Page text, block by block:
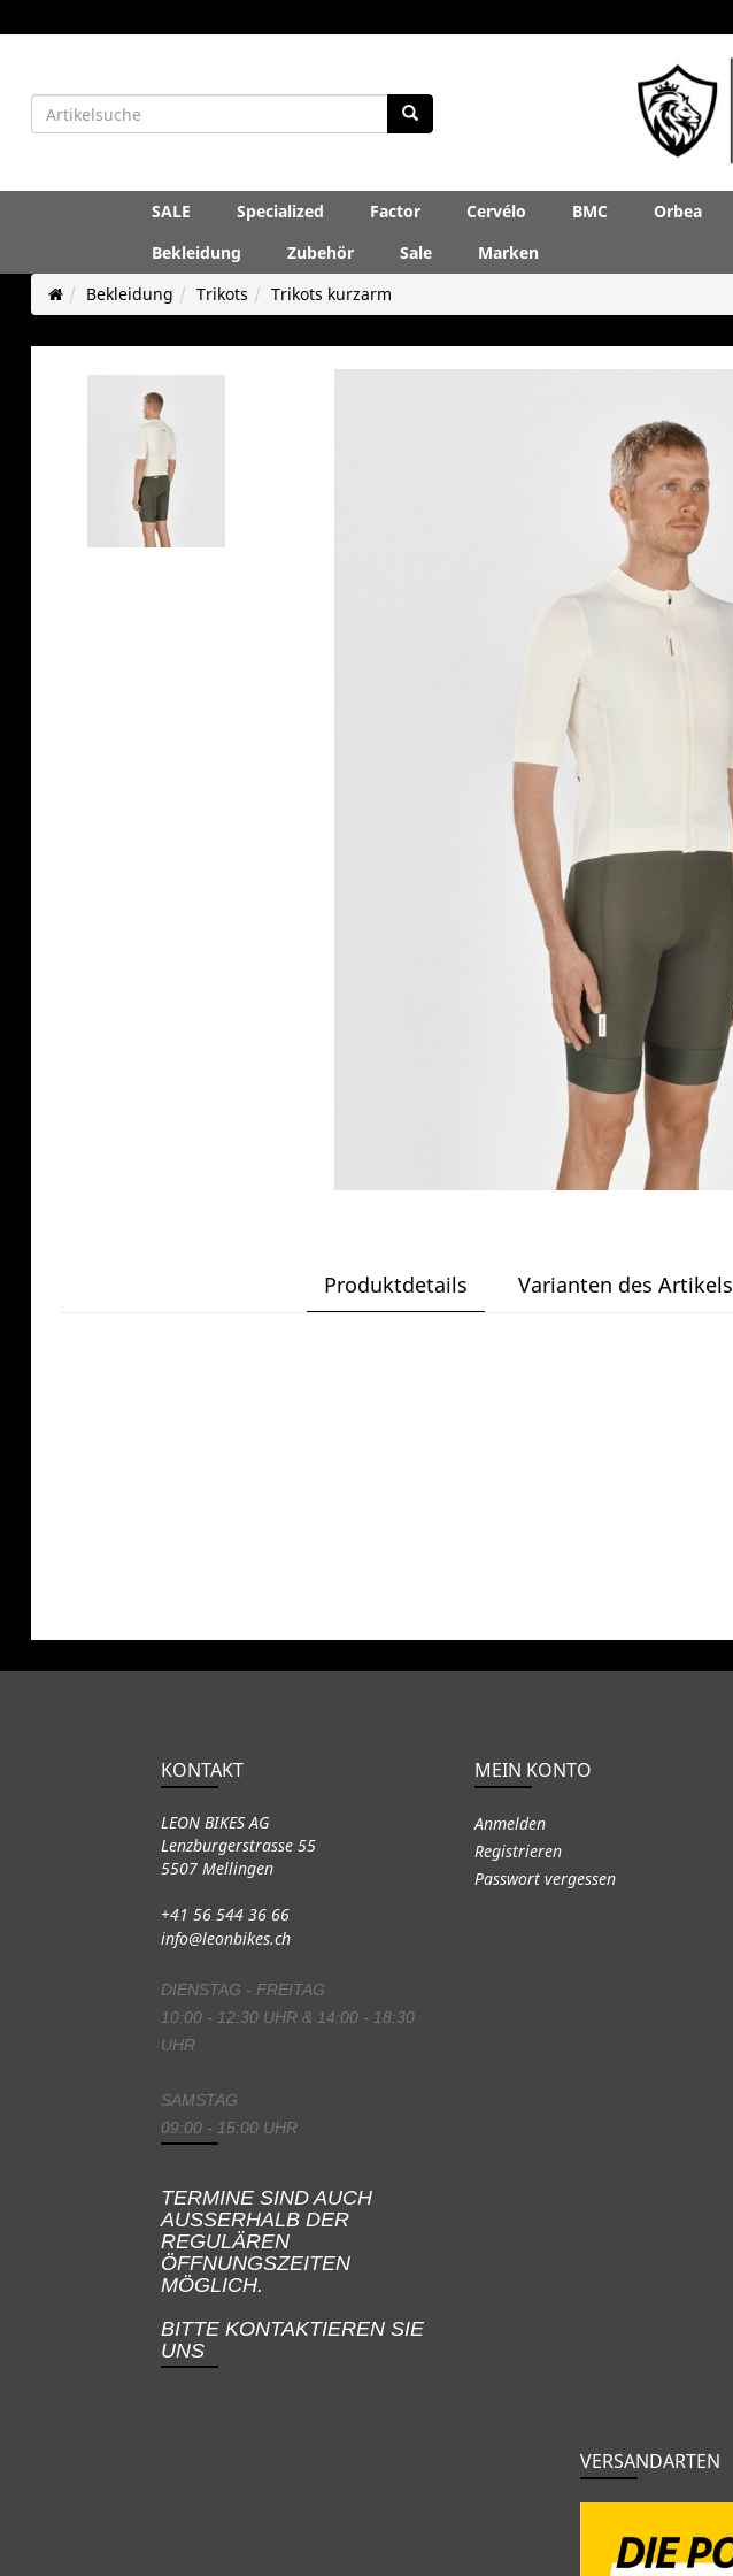
SALE Specialized Factor Cervélo BMC Orbea
Bekleidung
Zubehör Sale
Marken
Bekleidung
Trikots Trikots kurzarm
Produktdetails Varianten des Artikels
KONTAKT
LEON BIKES AG
Lenzburgerstrasse 55
5507 Mellingen
+41 56 544 36 66
info@leonbikes.ch
DIENSTAG - FREITAG
10:00 - 12:30 UHR & 14:00 - 18:30
UHR
SAMSTAG
09:00 - 15:00 UHR
TERMINE SIND AUCH
AUSSERHALB DER
REGULÄREN
ÖFFNUNGSZEITEN
MÖGLICH.
BITTE KONTAKTIEREN SIE
UNS
MEIN KONTO
Anmelden
Registrieren
Passwort vergessen
VERSANDARTEN